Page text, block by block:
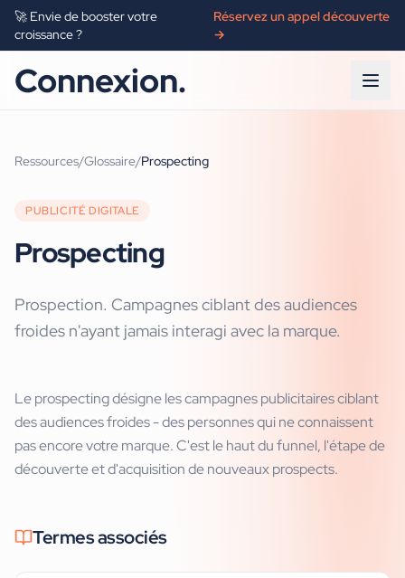
🚀 Envie de booster votre
croissance ?
Réservez un appel découverte
→
Connexion.
Ressources/Glossaire/Prospecting
PUBLICITÉ DIGITALE
Prospecting
Prospection. Campagnes ciblant des audiences
froides n'ayant jamais interagi avec la marque.
Le prospecting désigne les campagnes publicitaires ciblant
des audiences froides - des personnes qui ne connaissent
pas encore votre marque. C'est le haut du funnel, l'étape de
découverte et d'acquisition de nouveaux prospects.
Termes associés